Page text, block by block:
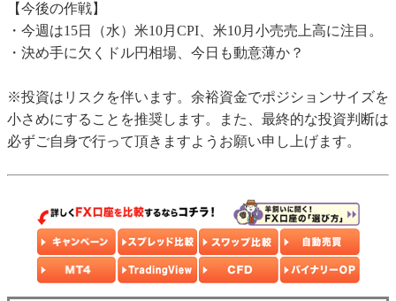
【今後の作戦】
・今週は15日（水）米10月CPI、米10月小売売上高に注目。
・決め手に欠くドル円相場、今日も動意薄か？
※投資はリスクを伴います。余裕資金でポジションサイズを
小さめにすることを推奨します。また、最終的な投資判断は
必ずご自身で行って頂きますようお願い申し上げます。